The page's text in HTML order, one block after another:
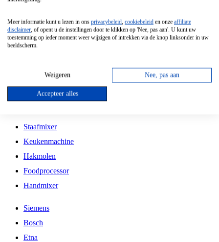
Vrijstaande Magnetron
Vrijstaande Kookplaat
Inbouw Gaskookplaat
Inbouw Keramische Kookplaat
Kookplaat Accessoires
Staafmixer
Keukenmachine
Hakmolen
Foodprocessor
Handmixer
Siemens
Bosch
Etna
Meer informatie kunt u lezen in ons privacybeleid, cookiebeleid en onze affiliate
disclaimer, of opent u de instellingen door te klikken op 'Nee, pas aan'. U kunt uw
toestemming op ieder moment weer wijzigen of intrekken via de knop linksonder in uw
beeldscherm.
Weigeren Nee, pas aan
Accepteer alles